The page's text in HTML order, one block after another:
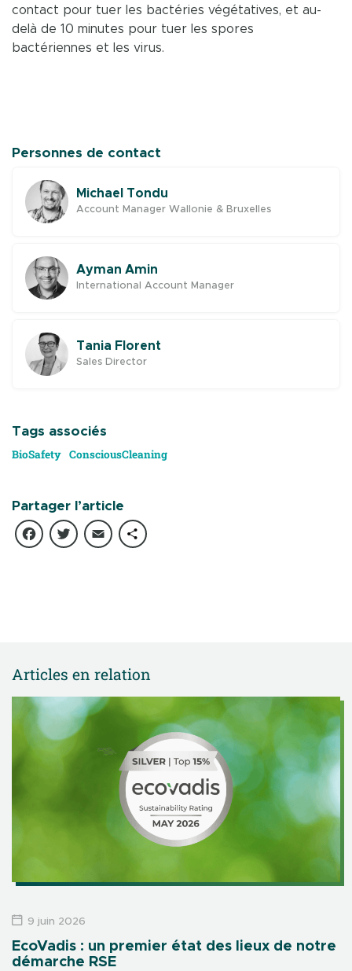
contact pour tuer les bactéries végétatives, et au-
delà de 10 minutes pour tuer les spores
bactériennes et les virus.
Personnes de contact
Michael Tondu
Account Manager Wallonie & Bruxelles
Ayman Amin
International Account Manager
Tania Florent
Sales Director
Tags associés
BioSafety ConsciousCleaning
Partager l’article
Facebook
Twitter
Email
Articles en relation
EcoVadis : un premier état des lieux de notre
démarche RSE
9 juin 2026